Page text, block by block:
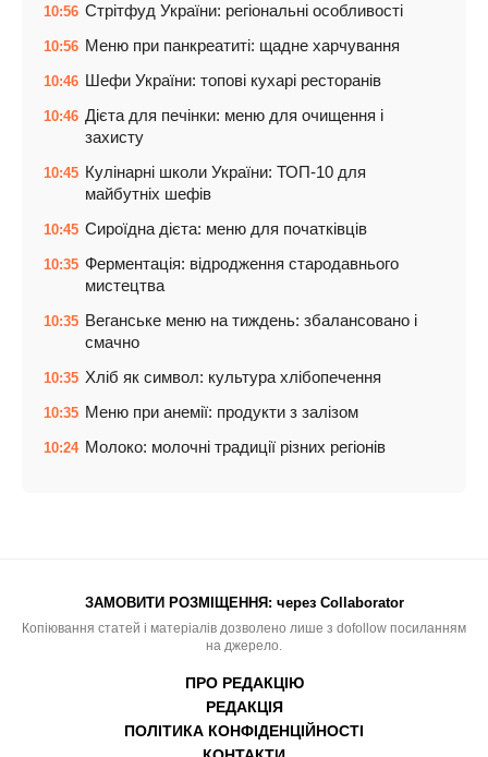
10:56 Стрітфуд України: регіональні особливості
10:56 Меню при панкреатиті: щадне харчування
10:46 Шефи України: топові кухарі ресторанів
10:46 Дієта для печінки: меню для очищення і
захисту
10:45 Кулінарні школи України: ТОП-10 для
майбутніх шефів
10:45 Сироїдна дієта: меню для початківців
10:35 Ферментація: відродження стародавнього
мистецтва
10:35 Веганське меню на тиждень: збалансовано і
смачно
10:35 Хліб як символ: культура хлібопечення
10:35 Меню при анемії: продукти з залізом
10:24 Молоко: молочні традиції різних регіонів
ЗАМОВИТИ РОЗМІЩЕННЯ: через Collaborator
Копіювання статей і матеріалів дозволено лише з dofollow посиланням
на джерело.
ПРО РЕДАКЦІЮ
РЕДАКЦІЯ
ПОЛІТИКА КОНФІДЕНЦІЙНОСТІ